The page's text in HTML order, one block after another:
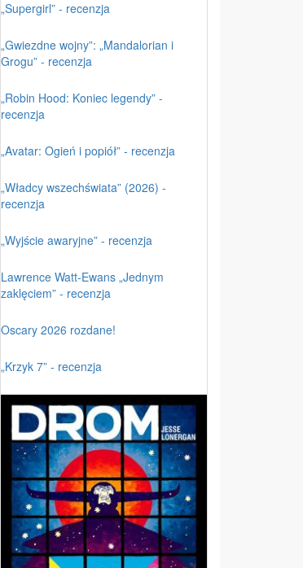
„Supergirl” - recenzja
„Gwiezdne wojny”: „Mandalorian i
Grogu” - recenzja
„Robin Hood: Koniec legendy” -
recenzja
„Avatar: Ogień i popiół” - recenzja
„Władcy wszechświata” (2026) -
recenzja
„Wyjście awaryjne” - recenzja
Lawrence Watt-Ewans „Jednym
zaklęciem” - recenzja
Oscary 2026 rozdane!
„Krzyk 7” - recenzja